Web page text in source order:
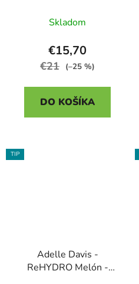
Skladom
€15,70
€21 (–25 %)
DO KOŠÍKA
TIP
Adelle Davis -
ReHYDRO Melón -